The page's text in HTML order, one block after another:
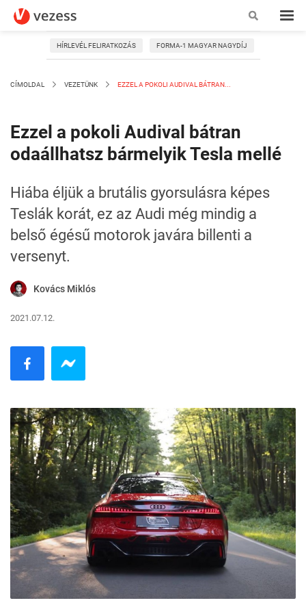
HÍRLEVÉL FELIRATKOZÁS FORMA-1 MAGYAR NAGYDÍJ
CÍMOLDAL VEZETÜNK EZZEL A POKOLI AUDIVAL BÁTRAN...
Ezzel a pokoli Audival bátran
odaállhatsz bármelyik Tesla mellé
Hiába éljük a brutális gyorsulásra képes
Teslák korát, ez az Audi még mindig a
belső égésű motorok javára billenti a
versenyt.
Kovács Miklós
2021.07.12.